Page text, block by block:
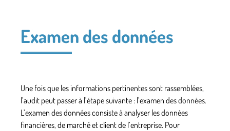
Examen des données
Une fois que les informations pertinentes sont rassemblées,
l’audit peut passer à l’étape suivante : l’examen des données.
L’examen des données consiste à analyser les données
financières, de marché et clientde l’entreprise. Pour